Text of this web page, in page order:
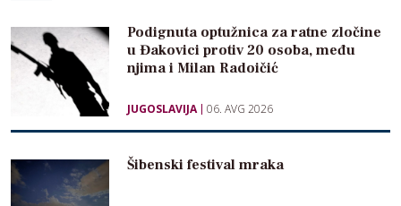
Podignuta optužnica za ratne zločine
u Đakovici protiv 20 osoba, među
njima i Milan Radoičić
JUGOSLAVIJA 06. AVG 2026
Šibenski festival mraka